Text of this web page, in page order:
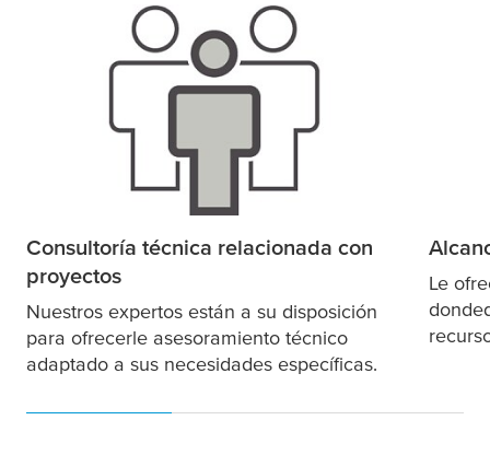
Consultoría técnica relacionada con
proyectos
Nuestros expertos están a su disposición
para ofrecerle asesoramiento técnico
adaptado a sus necesidades específicas.
Le